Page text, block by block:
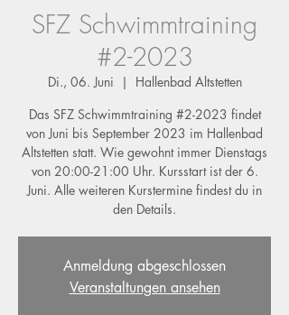
SFZ Schwimmtraining
#2-2023
Di., 06. Juni
  |
Hallenbad Altstetten
Das SFZ Schwimmtraining #2-2023 findet
von Juni bis September 2023 im Hallenbad
Altstetten statt. Wie gewohnt immer Dienstags
von 20:00-21:00 Uhr. Kursstart ist der 6.
Juni. Alle weiteren Kurstermine findest du in
den Details.
Anmeldung abgeschlossen
Veranstaltungen ansehen